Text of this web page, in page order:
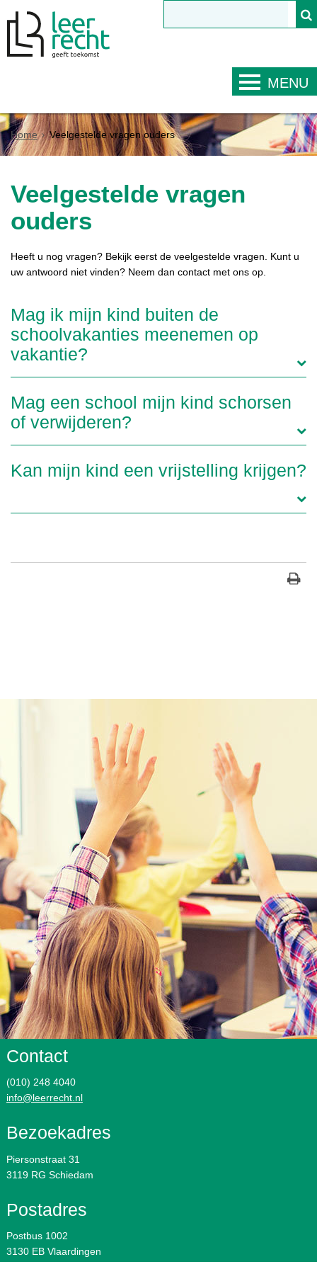
MENU
Home Veelgestelde vragen ouders
Veelgestelde vragen
ouders
Heeft u nog vragen? Bekijk eerst de veelgestelde vragen. Kunt u
uw antwoord niet vinden? Neem dan contact met ons op.
Mag ik mijn kind buiten de
schoolvakanties meenemen op
vakantie?
Mag een school mijn kind schorsen
of verwijderen?
Kan mijn kind een vrijstelling krijgen?
Contact
(010) 248 4040
info@leerrecht.nl
Bezoekadres
Piersonstraat 31
3119 RG Schiedam
Postadres
Postbus 1002
3130 EB Vlaardingen